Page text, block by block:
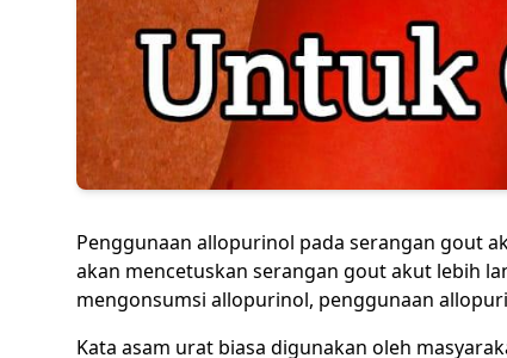
Penggunaan allopurinol pada serangan gout
akan mencetuskan serangan gout akut lebih
mengonsumsi allopurinol, penggunaan
Kata asam urat biasa digunakan oleh